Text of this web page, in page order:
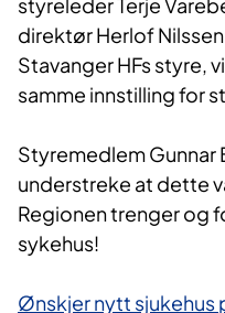
direktør Herlof
Stavanger HFs styre,
samme innstilling for
Styremedlem Gunnar
understreke at dette
Regionen trenger og
sykehus!
Ønskjer nytt sjukehus